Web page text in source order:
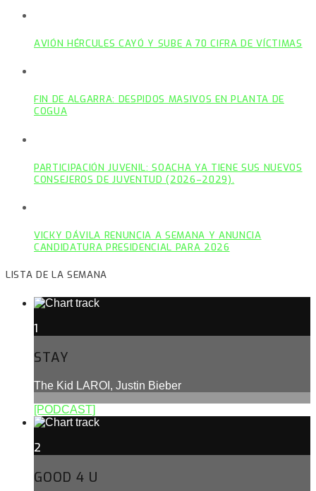
AVIÓN HÉRCULES CAYÓ Y SUBE A 70 CIFRA DE VÍCTIMAS
FIN DE ALGARRA: DESPIDOS MASIVOS EN PLANTA DE
COGUA
PARTICIPACIÓN JUVENIL: SOACHA YA TIENE SUS NUEVOS
CONSEJEROS DE JUVENTUD (2026–2029).
VICKY DÁVILA RENUNCIA A SEMANA Y ANUNCIA
CANDIDATURA PRESIDENCIAL PARA 2026
LISTA DE LA SEMANA
1
STAY
The Kid LAROI, Justin Bieber
[PODCAST]
2
GOOD 4 U